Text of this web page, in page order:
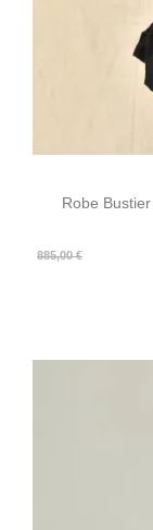
Robe
885,00 €
Prix
Prix